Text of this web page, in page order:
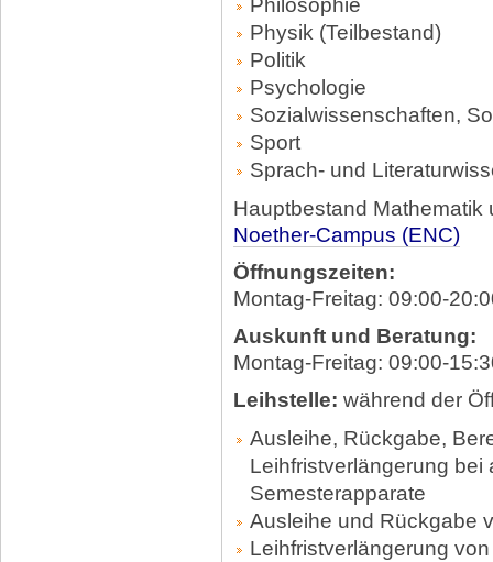
Philosophie
Physik (Teilbestand)
Politik
Psychologie
Sozialwissenschaften,
Sport
Sprach- und
Hauptbestand
Noether-Campus (ENC)
Öffnungszeiten:
Montag-Freitag: 09:00-
Auskunft und Beratung:
Montag-Freitag: 09:00-
Leihstelle: während der
Ausleihe, Rückgabe,
Leihfristverlängerung bei
Semesterapparate
Ausleihe und Rückgabe
Leihfristverlängerung